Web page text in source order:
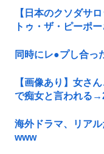
【日本のクソダサ
トゥ・ザ・ピーポ
同時にレ●プし合っ
【画像あり】女さ
で痴女と言われる
海外ドラマ、リア
www